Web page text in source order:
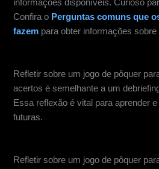
informações disponíveis. Curioso
Confira o Perguntas comuns que
fazem para obter informações sobre
Refletir sobre um jogo de pôquer
acertos é semelhante a um
Essa reflexão é vital para aprender
futuras.
Refletir sobre um jogo de pôquer